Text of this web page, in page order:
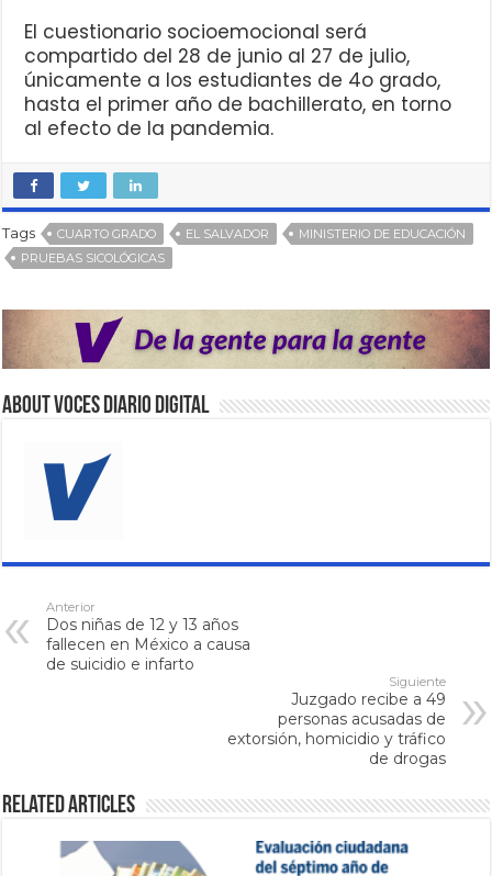
El cuestionario socioemocional será
compartido del 28 de junio al 27 de julio,
únicamente a los estudiantes de 4o grado,
hasta el primer año de bachillerato, en torno
al efecto de la pandemia.
Tags CUARTO GRADO EL SALVADOR
MINISTERIO DE EDUCACIÓN
PRUEBAS SICOLÓGICAS
About VOCES Diario digital
Anterior
Dos niñas de 12 y 13 años
fallecen en México a causa
de suicidio e infarto
Siguiente
Juzgado recibe a 49
personas acusadas de
extorsión, homicidio y tráfico
de drogas
Related Articles